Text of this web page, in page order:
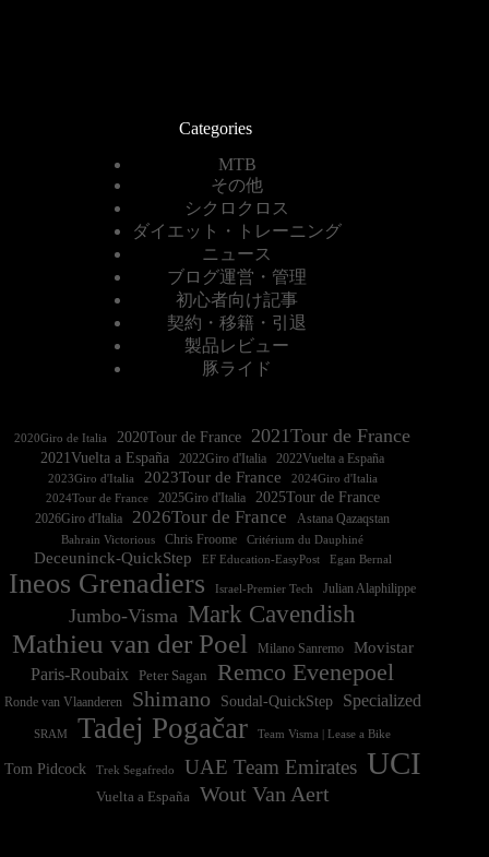
Categories
MTB
その他
シクロクロス
ダイエット・トレーニング
ニュース
ブログ運営・管理
初心者向け記事
契約・移籍・引退
製品レビュー
豚ライド
2020Giro de Italia 2020Tour de France 2021Tour de France
2021Vuelta a España 2022Vuelta a España
2023Giro d'Italia 2023Tour de France
2024Tour de France
2025Giro d'Italia 2025Tour de France
2026Giro d'Italia 2026Tour de France Astana Qazaqstan
Bahrain Victorious Chris Froome Critérium du Dauphiné
Deceuninck-QuickStep EF Education-EasyPost Egan Bernal
Ineos Grenadiers Israel-Premier Tech Julian Alaphilippe
Jumbo-Visma Mark Cavendish
Mathieu van der Poel Milano Sanremo
Movistar
Paris-Roubaix
Peter Sagan Remco Evenepoel
Ronde van Vlaanderen Shimano Soudal-QuickStep Specialized
SRAM Tadej Pogačar Team Visma | Lease a Bike
Tom Pidcock Trek Segafredo UAE Team Emirates UCI
Vuelta a España Wout Van Aert